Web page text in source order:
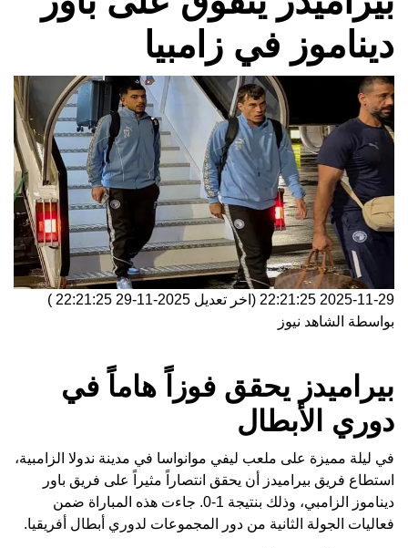
ديناموز في زامبيا
2025-11-29 22:21:25 (اخر تعديل 2025-11-29 22:21:25
)
بواسطة الشاهد نيوز
بيراميدز يحقق فوزاً هاماً في
دوري الأبطال
في ليلة مميزة على ملعب ليفي موانواسا في مدينة ندولا الزامبية،
استطاع فريق بيراميدز أن يحقق انتصاراً مثيراً على فريق باور
ديناموز الزامبي، وذلك بنتيجة 1-0. جاءت هذه المباراة ضمن
فعاليات الجولة الثانية من دور المجموعات لدوري أبطال أفريقيا.